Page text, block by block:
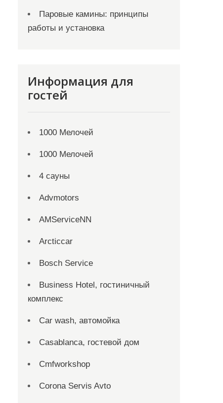
Паровые камины: принципы
работы и установка
Информация для
гостей
1000 Мелочей
1000 Мелочей
4 сауны
Advmotors
AMServiceNN
Arcticcar
Bosch Service
Business Hotel, гостиничный
комплекс
Car wash, автомойка
Casablanca, гостевой дом
Cmfworkshop
Corona Servis Avto